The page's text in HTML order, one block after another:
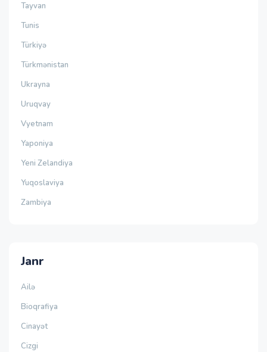
Tayvan
Tunis
Türkiyə
Türkmənistan
Ukrayna
Uruqvay
Vyetnam
Yaponiya
Yeni Zelandiya
Yuqoslaviya
Zambiya
Janr
Ailə
Bioqrafiya
Cinayət
Cizgi